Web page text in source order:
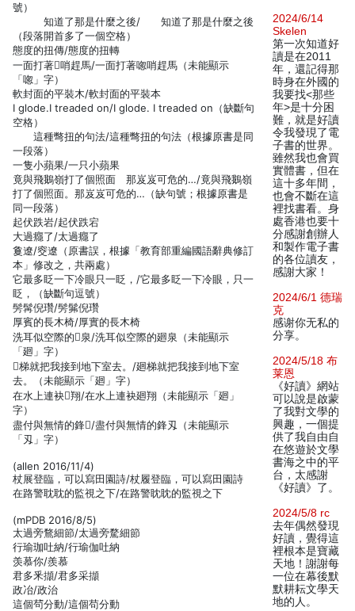
號）
知道了那是什麼之後/ 知道了那是什麼之後
（段落開首多了一個空格）
態度的扭傳/態度的扭轉
一面打著哨趕馬/一面打著唿哨趕馬（未能顯示
「唿」字）
軟封面的平裝木/軟封面的平裝本
I glode.I treaded on/I glode. I treaded on（缺斷句
空格）
這種彆扭的句法/這種彆扭的句法（根據原書是同
一段落）
一隻小蘋果/一只小蘋果
竟與飛鵝嶺打了個照面 那岌岌可危的…/竟與飛鵝嶺
打了個照面。那岌岌可危的…（缺句號；根據原書是
同一段落）
起伏跌岩/起伏跌宕
大過癮了/太過癮了
敻遼/窔遼（原書誤，根據「教育部重編國語辭典修訂
本」修改之，共兩處）
它最多眨一下冷眼只一眨，/它最多眨一下冷眼，只一
眨，（缺斷句逗號）
髣髯倪瓚/髣髴倪瓚
厚賓的長木椅/厚實的長木椅
洗耳似空際的泉/洗耳似空際的廻泉（未能顯示
「廻」字）
梯就把我接到地下室去。/廻梯就把我接到地下室
去。（未能顯示「廻」字）
在水上連袂翔/在水上連袂廻翔（未能顯示「廻」
字）
盡付與無情的鋒/盡付與無情的鋒刄（未能顯示
「刄」字）
(allen 2016/11/4)
杖展登臨，可以寫田園詩/杖履登臨，可以寫田園詩
在路警耽耽的監視之下/在路警眈眈的監視之下
(mPDB 2016/8/5)
太過旁鶩細節/太過旁騖細節
行瑜珈吐納/行瑜伽吐納
羡慕你/羨慕
君多釆擷/君多采擷
政冶/政治
這個茍分動/這個苟分動
2024/6/14
Skelen
第一次知道好
讀是在2011
年，還記得那
時身在外國的
我要找<那些
年>是十分困
難，就是好讀
令我發現了電
子書的世界。
雖然我也會買
實體書，但在
這十多年間，
也會不斷在這
裡找書看。身
處香港也要十
分感謝創辦人
和製作電子書
的各位讀友，
感謝大家！
2024/6/1 德瑞
克
感谢你无私的
分享。
2024/5/18 布
莱恩
《好讀》網站
可以說是啟蒙
了我對文學的
興趣，一個提
供了我自由自
在悠遊於文學
書海之中的平
台，太感謝
《好讀》了。
2024/5/8 rc
去年偶然發現
好讀，覺得這
裡根本是寶藏
天地！謝謝每
一位在幕後默
默耕耘文學天
地的人。